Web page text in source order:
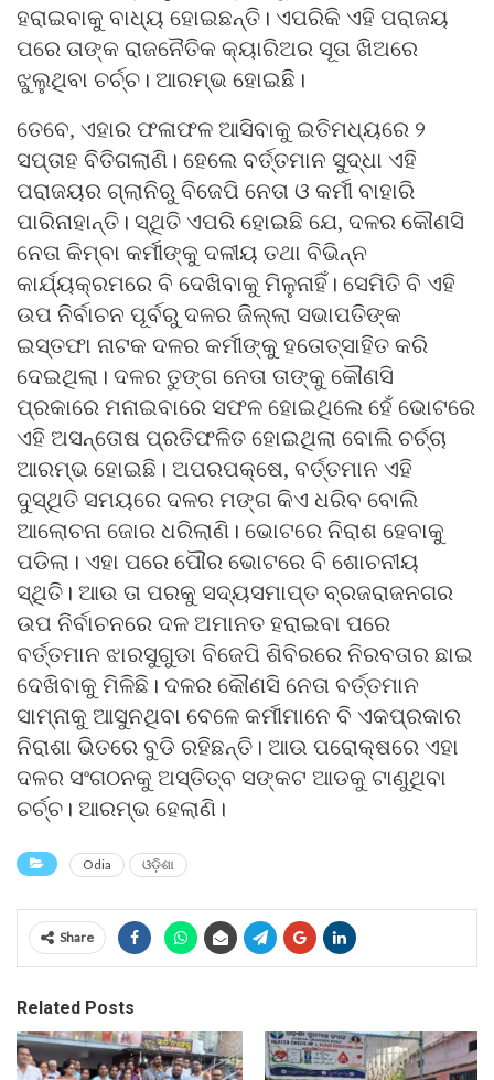
ହରାଇବାକୁ ବାଧ୍ୟ ହୋଇଛନ୍ତି। ଏପରିକି ଏହି ପରାଜୟ
ପରେ ତାଙ୍କ ରାଜନୈତିକ କ୍ୟାରିଅର ସୂତା ଖିଅରେ
ଝୁଲୁଥିବା ଚର୍ଚ୍ଚ। ଆରମ୍ଭ ହୋଇଛି।
ତେବେ, ଏହାର ଫଳାଫଳ ଆସିବାକୁ ଇତିମଧ୍ୟରେ ୨
ସପ୍ତାହ ବିତିଗଲାଣି। ହେଲେ ବର୍ତ୍ତମାନ ସୁଦ୍ଧା ଏହି
ପରାଜୟର ଗ୍ଲାନିରୁ ବିଜେପି ନେତା ଓ କର୍ମୀ ବାହାରି
ପାରିନାହାନ୍ତି। ସ୍ଥିତି ଏପରି ହୋଇଛି ଯେ, ଦଳର କୌଣସି
ନେତା କିମ୍ବା କର୍ମୀଙ୍କୁ ଦଳୀୟ ତଥା ବିଭିନ୍ନ
କାର୍ଯ୍ୟକ୍ରମରେ ବି ଦେଖିବାକୁ ମିଳୁନାହିଁ। ସେମିତି ବି ଏହି
ଉପ ନିର୍ବାଚନ ପୂର୍ବରୁ ଦଳର ଜିଲ୍ଲା ସଭାପତିଙ୍କ
ଇସ୍ତଫା ନାଟକ ଦଳର କର୍ମୀଙ୍କୁ ହତୋତ୍ସାହିତ କରି
ଦେଇଥିଲା। ଦଳର ତୁଙ୍ଗ ନେତା ତାଙ୍କୁ କୌଣସି
ପ୍ରକାରେ ମନାଇବାରେ ସଫଳ ହୋଇଥିଲେ ହେଁ ଭୋଟରେ
ଏହି ଅସନ୍ତୋଷ ପ୍ରତିଫଳିତ ହୋଇଥିଲା ବୋଲି ଚର୍ଚ୍ଚା
ଆରମ୍ଭ ହୋଇଛି। ଅପରପକ୍ଷେ, ବର୍ତ୍ତମାନ ଏହି
ଦୁସ୍ଥିତି ସମୟରେ ଦଳର ମଙ୍ଗ କିଏ ଧରିବ ବୋଲି
ଆଲୋଚନା ଜୋର ଧରିଲାଣି। ଭୋଟରେ ନିରାଶ ହେବାକୁ
ପଡିଲା। ଏହା ପରେ ପୌର ଭୋଟରେ ବି ଶୋଚନୀୟ
ସ୍ଥିତି। ଆଉ ତା ପରକୁ ସଦ୍ୟସମାପ୍ତ ବ୍ରଜରାଜନଗର
ଉପ ନିର୍ବାଚନରେ ଦଳ ଅମାନତ ହରାଇବା ପରେ
ବର୍ତ୍ତମାନ ଝାରସୁଗୁଡା ବିଜେପି ଶିବିରରେ ନିରବତାର ଛାଇ
ଦେଖିବାକୁ ମିଳିଛି। ଦଳର କୌଣସି ନେତା ବର୍ତ୍ତମାନ
ସାମ୍ନାକୁ ଆସୁନଥିବା ବେଳେ କର୍ମୀମାନେ ବି ଏକପ୍ରକାର
ନିରାଶା ଭିତରେ ବୁଡି ରହିଛନ୍ତି। ଆଉ ପରୋକ୍ଷରେ ଏହା
ଦଳର ସଂଗଠନକୁ ଅସ୍ତିତ୍ବ ସଙ୍କଟ ଆଡକୁ ଟାଣୁଥିବା
ଚର୍ଚ୍ଚ। ଆରମ୍ଭ ହେଲାଣି।
Odia ଓଡ଼ିଶା
Share
Related Posts